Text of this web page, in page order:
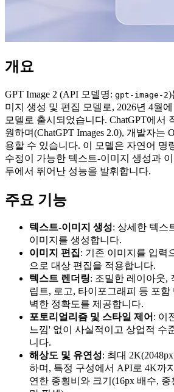
개요
GPT Image 2 (API 모델명: gpt-image-2)
미지 생성 및 편집 모델로, 2026년 4월에
모델로 출시되었습니다. ChatGPT에서
원하며(ChatGPT Images 2.0), 개발자는
용할 수 있습니다. 이 모델은 자연어 명
수정이 가능한 텍스트-이미지 생성과
두에서 뛰어난 성능을 발휘합니다.
주요 기능
텍스트-이미지 생성: 상세한 텍스
이미지를 생성합니다.
이미지 편집: 기존 이미지를 입력
으로 대상 편집을 적용합니다.
텍스트 렌더링: 조밀한 레이아웃,
립트, 로고, 타이포그래피 등 포
벽한 정확도를 제공합니다.
포토리얼리즘 및 스타일 제어 : 이
느낌' 없이 사실적이고 상업적 수
니다.
해상도 및 유연성: 최대
하며, 특정 구성에서 API로 4K까
연한 종횡비와 크기(16px 배수, 종